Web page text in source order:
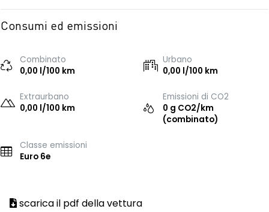
Consumi ed emissioni
Combinato
0,00 l/100 km
Urbano
0,00 l/100 km
Extraurbano
0,00 l/100 km
Emissioni di CO2
0 g CO2/km
(combinato)
Classe emissioni
Euro 6e
scarica il pdf della vettura